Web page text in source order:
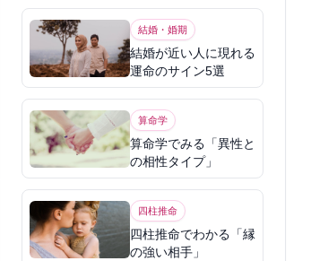
結婚・婚期
結婚が近い人に現れる
運命のサイン5選
算命学
算命学でみる「異性と
の相性タイプ」
四柱推命
四柱推命でわかる「縁
の強い相手」